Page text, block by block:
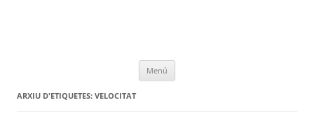
Menú
ARXIU D'ETIQUETES: VELOCITAT